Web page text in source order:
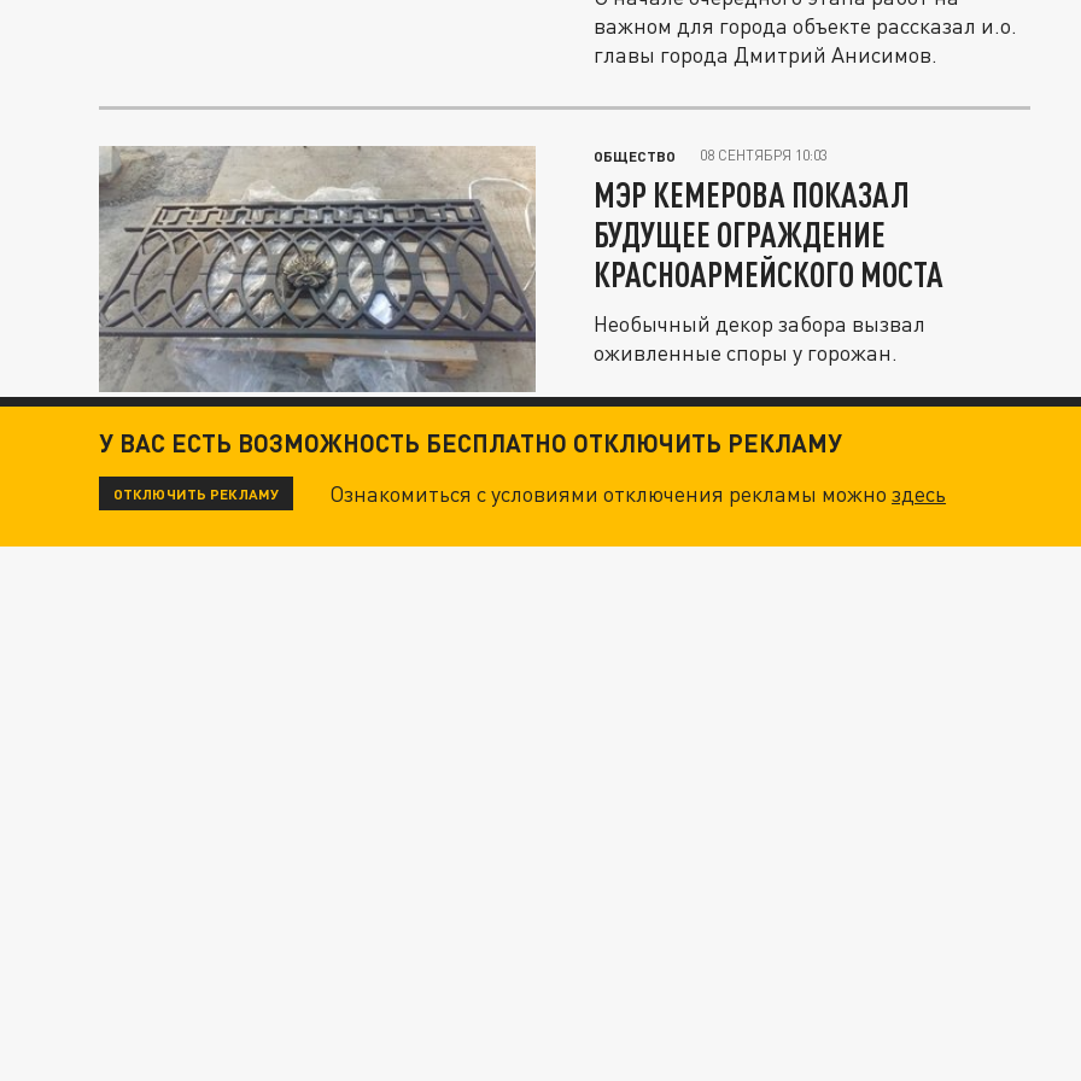
важном для города объекте рассказал и.о.
главы города Дмитрий Анисимов.
ОБЩЕСТВО 08 СЕНТЯБРЯ 10:03
МЭР КЕМЕРОВА ПОКАЗАЛ
БУДУЩЕЕ ОГРАЖДЕНИЕ
КРАСНОАРМЕЙСКОГО МОСТА
Необычный декор забора вызвал
оживленные споры у горожан.
У ВАС ЕСТЬ ВОЗМОЖНОСТЬ БЕСПЛАТНО ОТКЛЮЧИТЬ РЕКЛАМУ
ОТКЛЮЧИТЬ РЕКЛАМУ Ознакомиться с условиями отключения рекламы можноздесь